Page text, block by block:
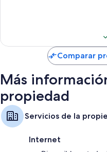
Comparar
Más
propiedad
Servicios de la
Internet